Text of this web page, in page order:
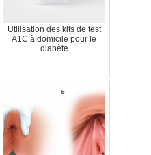
Utilisation des kits de test
A1C à domicile pour le
diabète